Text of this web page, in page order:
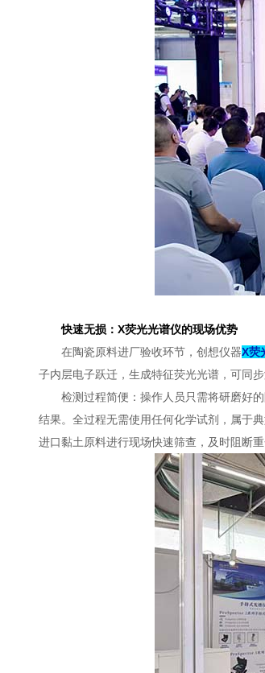
快速无损：X荧光光谱仪的现场优势
在陶瓷原料进厂验收环节，创想仪器X荧
子内层电子跃迁，生成特征荧光光谱，可同
检测过程简便：操作人员只需将研磨好
结果。全过程无需使用任何化学试剂，属于
进口黏土原料进行现场快速筛查，及时阻断重